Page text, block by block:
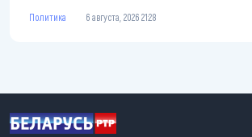
Политика 6 августа, 2026 21:28